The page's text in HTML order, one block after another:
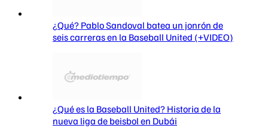
¿Qué? Pablo Sandoval batea un jonrón de
seis carreras en la Baseball United (+VIDEO)
¿Qué es la Baseball United? Historia de la
nueva liga de beisbol en Dubái